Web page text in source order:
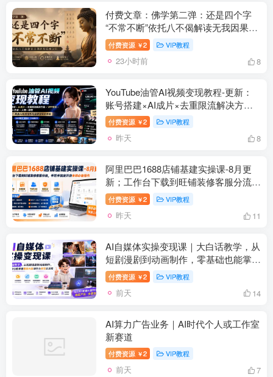
付费文章：佛学第二弹：还是四个字
“不常不断”依托八不偈解读无我因果连
续之理
付费资源 ￥2 VIP教程
23小时前 8
YouTube油管AI视频变现教程-更新：
账号搭建×AI成片×去重限流解决方案
×YPP变现×AI真人生成×人物一致性
付费资源 ￥2 VIP教程
昨天 8
阿里巴巴1688店铺基建实操课-8月更
新；工作台下载到旺铺装修客服分流，
手把手搞定开店全部必备操作
付费资源 ￥2 VIP教程
昨天 11
AI自媒体实操变现课｜大白话教学，从
短剧漫剧到动画制作，零基础也能掌握
爆款内容创作与变现全流程
付费资源 ￥2 VIP教程
前天 14
AI算力广告业务｜AI时代个人或工作室
新赛道
付费资源 ￥2 VIP教程
前天 7